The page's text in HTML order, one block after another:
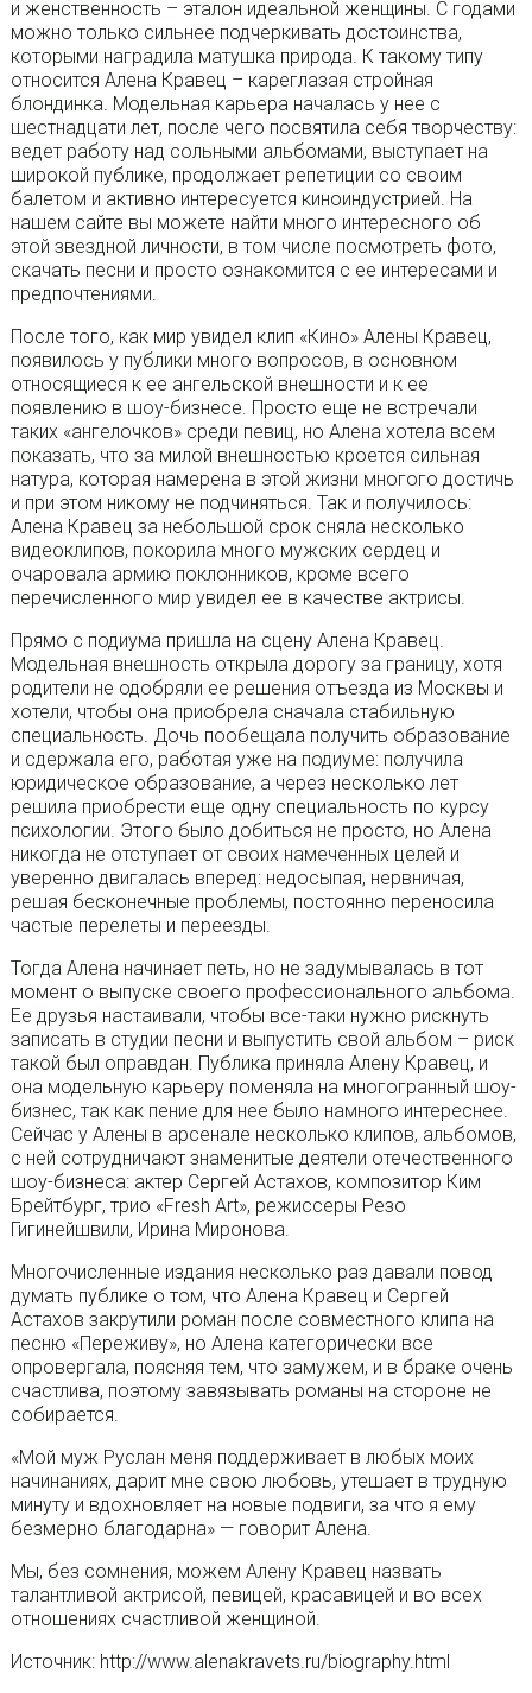
и женственность – эталон идеальной женщины. С годами
можно только сильнее подчеркивать достоинства,
которыми наградила матушка природа. К такому типу
относится Алена Кравец – кареглазая стройная
блондинка. Модельная карьера началась у нее с
шестнадцати лет, после чего посвятила себя творчеству:
ведет работу над сольными альбомами, выступает на
широкой публике, продолжает репетиции со своим
балетом и активно интересуется киноиндустрией. На
нашем сайте вы можете найти много интересного об
этой звездной личности, в том числе посмотреть фото,
скачать песни и просто ознакомится с ее интересами и
предпочтениями.
После того, как мир увидел клип «Кино» Алены Кравец,
появилось у публики много вопросов, в основном
относящиеся к ее ангельской внешности и к ее
появлению в шоу-бизнесе. Просто еще не встречали
таких «ангелочков» среди певиц, но Алена хотела всем
показать, что за милой внешностью кроется сильная
натура, которая намерена в этой жизни многого достичь
и при этом никому не подчиняться. Так и получилось:
Алена Кравец за небольшой срок сняла несколько
видеоклипов, покорила много мужских сердец и
очаровала армию поклонников, кроме всего
перечисленного мир увидел ее в качестве актрисы.
Прямо с подиума пришла на сцену Алена Кравец.
Модельная внешность открыла дорогу за границу, хотя
родители не одобряли ее решения отъезда из Москвы и
хотели, чтобы она приобрела сначала стабильную
специальность. Дочь пообещала получить образование
и сдержала его, работая уже на подиуме: получила
юридическое образование, а через несколько лет
решила приобрести еще одну специальность по курсу
психологии. Этого было добиться не просто, но Алена
никогда не отступает от своих намеченных целей и
уверенно двигалась вперед: недосыпая, нервничая,
решая бесконечные проблемы, постоянно переносила
частые перелеты и переезды.
Тогда Алена начинает петь, но не задумывалась в тот
момент о выпуске своего профессионального альбома.
Ее друзья настаивали, чтобы все-таки нужно рискнуть
записать в студии песни и выпустить свой альбом – риск
такой был оправдан. Публика приняла Алену Кравец, и
она модельную карьеру поменяла на многогранный шоу-
бизнес, так как пение для нее было намного интереснее.
Сейчас у Алены в арсенале несколько клипов, альбомов,
с ней сотрудничают знаменитые деятели отечественного
шоу-бизнеса: актер Сергей Астахов, композитор Ким
Брейтбург, трио «Fresh Art», режиссеры Резо
Гигинейшвили, Ирина Миронова.
Многочисленные издания несколько раз давали повод
думать публике о том, что Алена Кравец и Сергей
Астахов закрутили роман после совместного клипа на
песню «Переживу», но Алена категорически все
опровергала, поясняя тем, что замужем, и в браке очень
счастлива, поэтому завязывать романы на стороне не
собирается.
«Мой муж Руслан меня поддерживает в любых моих
начинаниях, дарит мне свою любовь, утешает в трудную
минуту и вдохновляет на новые подвиги, за что я ему
безмерно благодарна» — говорит Алена.
Мы, без сомнения, можем Алену Кравец назвать
талантливой актрисой, певицей, красавицей и во всех
отношениях счастливой женщиной.
Источник: http://www.alenakravets.ru/biography.html